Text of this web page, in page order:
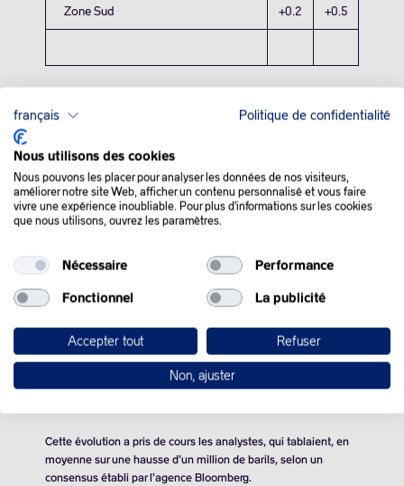
Zone Sud +0.2 +0.5
QUE SE PASSE-T-IL
DANS LE MONDE :
Les cours du pétrole ont terminé en hausse mercredi, pour la
première fois en quatre séances, revigorés par une nouvelle
baisse des stocks américains de brut et un rebond technique.
Proche de l’équilibre avant la publication du rapport
hebdomadaire de l’Agence américaine d’information sur
l’énergie (EIA), l’or noir est parti dans le vert après que l’EIA a
fait état d’une contraction de3,4 millions de barilsdes stocks
Cette évolution a pris de cours les analystes, qui tablaient, en
moyenne sur une hausse d’un million de barils, selon un
consensus établi par l’agence Bloomberg.
français Politique de confidentialité
Nous utilisons des cookies
Nous pouvons les placer pour analyser les données de nos visiteurs,
améliorer notre site Web, afficher un contenu personnalisé et vous faire
vivre une expérience inoubliable. Pour plus d'informations sur les cookies
que nous utilisons, ouvrez les paramètres.
Nécessaire Performance
Fonctionnel La publicité
Accepter tout Refuser
Non, ajuster